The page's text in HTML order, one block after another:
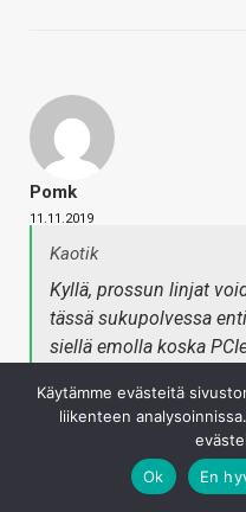
Pomk
11.11.2019
Kaotik
Kyllä, prossun linjat
tässä sukupolvessa
siellä emolla koska
Hyvin on onnistunu
Kirjaudu sisään
Käytämme evästeitä
liikenteen
Ok
En